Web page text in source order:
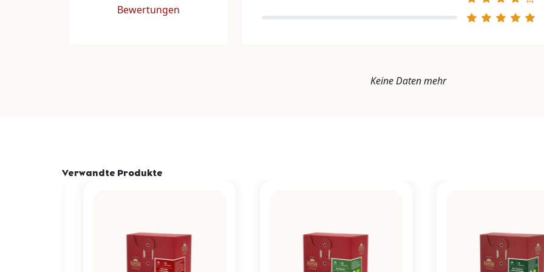
Bewertungen
Keine Daten mehr
Verwandte Produkte